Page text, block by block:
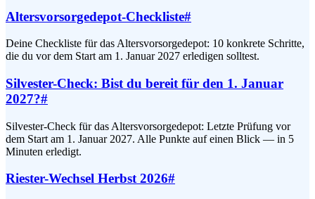
Altersvorsorgedepot-Checkliste#
Deine Checkliste für das Altersvorsorgedepot: 10 konkrete Schritte,
die du vor dem Start am 1. Januar 2027 erledigen solltest.
Silvester-Check: Bist du bereit für den 1. Januar
2027?#
Silvester-Check für das Altersvorsorgedepot: Letzte Prüfung vor
dem Start am 1. Januar 2027. Alle Punkte auf einen Blick — in 5
Minuten erledigt.
Riester-Wechsel Herbst 2026#